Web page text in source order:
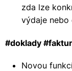
zda lze
výdaje nebo
#doklady
Novou